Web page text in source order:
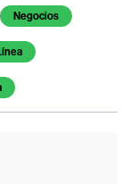
Negocios